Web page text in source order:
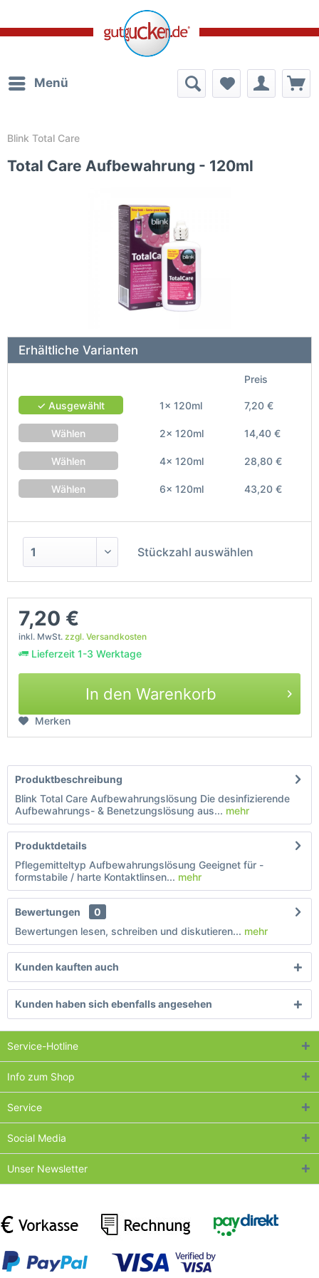
Menü
Blink Total Care
Total Care Aufbewahrung - 120ml
Erhältliche Varianten
Preis
✓ Ausgewählt 1x 120ml 7,20 €
Wählen 2x 120ml 14,40 €
Wählen 4x 120ml 28,80 €
Wählen 6x 120ml 43,20 €
Stückzahl auswählen
7,20 €
inkl. MwSt. zzgl. Versandkosten
Lieferzeit 1-3 Werktage
In den Warenkorb
Merken
Produktbeschreibung
Blink Total Care Aufbewahrungslösung Die desinfizierende
Aufbewahrungs- & Benetzungslösung aus... mehr
Produktdetails
Pflegemitteltyp Aufbewahrungslösung Geeignet für -
formstabile / harte Kontaktlinsen... mehr
Bewertungen
0
Bewertungen lesen, schreiben und diskutieren... mehr
Kunden kauften auch
Kunden haben sich ebenfalls angesehen
Service-Hotline
Info zum Shop
Service
Social Media
Unser Newsletter